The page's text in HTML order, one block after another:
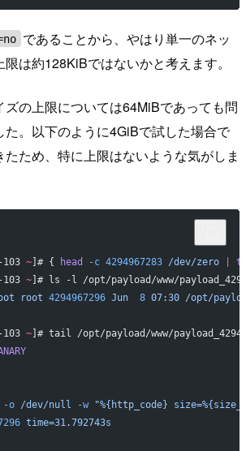
であることから、やはり単一のネッ
は約128KiBではないかと考えます。
ズの上限については64MiBであっても問
た。以下のように4GiBで試した場合で
たため、特に上限はないような気がしま
~]# { head -c 4294967283 /dev/zero |
~]# ls -l /opt/payload/www/
root 4294967296 Jun
  8
07:30 /opt/
~]# tail /opt/payload/www/
-o /dev/null -w "%{http_code}
time=31.792743s